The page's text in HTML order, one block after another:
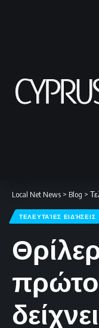
Local Net News > Blog >
ΤΕΛΕΥΤΑΊΕΣ ΕΙΔΉΣΕΙΣ
πρώτο